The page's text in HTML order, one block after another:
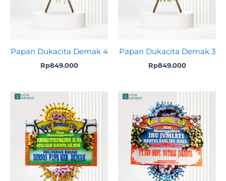
Papan Dukacita Demak 4
Rp849.000
Papan Dukacita Demak 3
Rp849.000
price
was:
Rp699.000.
Current
Rp675.000.
price
was:
Rp699.000.